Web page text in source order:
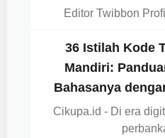
Editor Twibbon
36 Istilah Kode
Mandiri:
Bahasanya
Cikupa.id - Di era